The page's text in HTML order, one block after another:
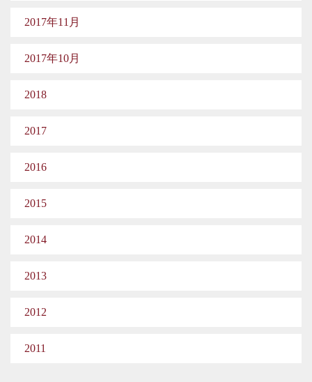
2017年11月
2017年10月
2018
2017
2016
2015
2014
2013
2012
2011